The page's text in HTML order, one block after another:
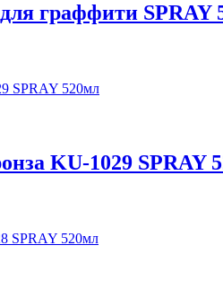
граффити SPRAY
KU-1029 SPRAY